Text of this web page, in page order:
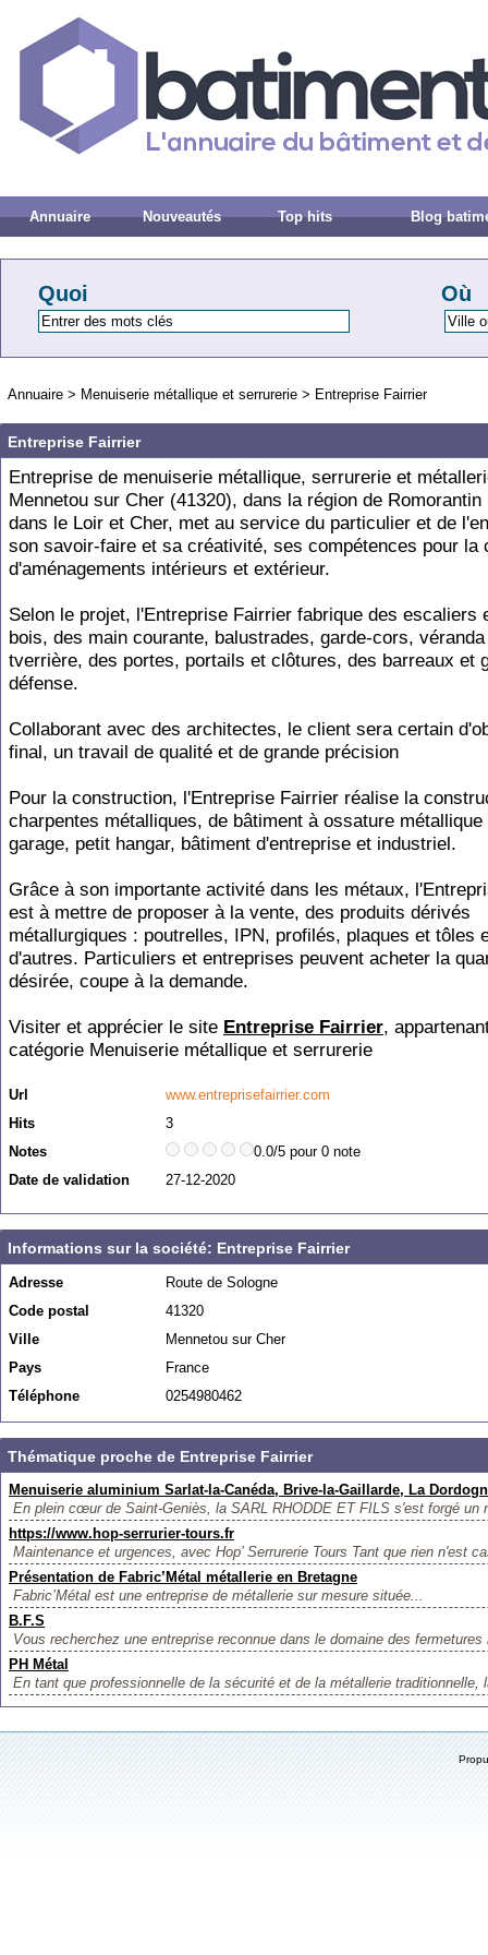
Annuaire Nouveautés Top hits Blog
Quoi Où
Annuaire > Menuiserie métallique et serrurerie > Entreprise Fairrier
Entreprise Fairrier
Entreprise de menuiserie métallique, serrurerie et
Mennetou sur Cher (41320), dans la région de Romorantin
dans le Loir et Cher, met au service du particulier et de
son savoir-faire et sa créativité, ses compétences pour la
d'aménagements intérieurs et extérieur.
Selon le projet, l'Entreprise Fairrier fabrique des escaliers
bois, des main courante, balustrades, garde-cors,
tverrière, des portes, portails et clôtures, des barreaux et
défense.
Collaborant avec des architectes, le client sera certain
final, un travail de qualité et de grande précision
Pour la construction, l'Entreprise Fairrier réalise la
charpentes métalliques, de bâtiment à ossature
garage, petit hangar, bâtiment d'entreprise et industriel.
Grâce à son importante activité dans les métaux,
est à mettre de proposer à la vente, des produits dérivés
métallurgiques : poutrelles, IPN, profilés, plaques et tôles
d'autres. Particuliers et entreprises peuvent acheter la
désirée, coupe à la demande.
Visiter et apprécier le site Entreprise Fairrier,
catégorie Menuiserie métallique et serrurerie
Url
www.entreprisefairrier.com
Hits
3
Notes
0.0/5 pour 0 note
Date de validation
27-12-2020
Informations sur la société: Entreprise Fairrier
Adresse
Route de Sologne
Code postal
41320
Ville
Mennetou sur Cher
Pays
France
Téléphone
0254980462
Thématique proche de Entreprise Fairrier
Menuiserie aluminium Sarlat-la-Canéda, Brive-la-Gaillarde, La
En plein cœur de Saint-Geniès, la SARL RHODDE ET FILS s'est forgé un
https://www.hop-serrurier-tours.fr
Maintenance et urgences, avec Hop’ Serrurerie Tours Tant que rien n'est
Présentation de Fabric’Métal métallerie en Bretagne
Fabric’Métal est une entreprise de métallerie sur mesure située...
B.F.S
Vous recherchez une entreprise reconnue dans le domaine des
PH Métal
En tant que professionnelle de la sécurité et de la métallerie traditionnelle,